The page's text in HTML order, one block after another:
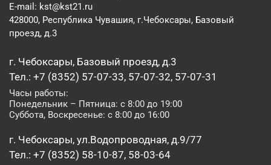
E-mail: kst@kst21.ru
428000, Республика Чувашия, г.Чебоксары, Базовый
проезд, д.3
г. Чебоксары, Базовый проезд, д.3
Тел.: +7 (8352) 57-07-33, 57-07-32, 57-07-31
Часы работы:
Понедельник – Пятница: с 8:00 до 19:00
Суббота, Воскресенье: с 8:00 до 16:00
г. Чебоксары, ул.Водопроводная, д.9/77
Тел.: +7 (8352) 58-10-87, 58-03-64